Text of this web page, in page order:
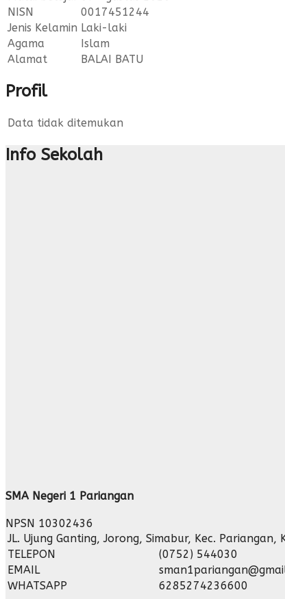
NISN
0017451244
Jenis Kelamin Laki-laki
Agama
Islam
Alamat
BALAI BATU
Profil
Data tidak ditemukan
Info Sekolah
SMA Negeri 1 Pariangan
NPSN 10302436
JL. Ujung Ganting, Jorong, Simabur, Kec.
TELEPON
(0752) 544030
EMAIL
WHATSAPP
6285274236600